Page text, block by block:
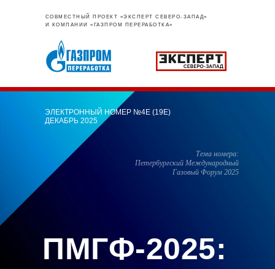
ЭЛЕКТРОННЫЙ НОМЕР №4Е (19Е)
ДЕКАБРЬ 2025
Тема номера:
Петербургский Международный
Газовый Форум 2025
ПМГФ-2025:
СОВМЕСТНЫЙ ПРОЕКТ «ЭКСПЕРТ СЕВЕРО-ЗАПАД»
И КОМПАНИИ «ГАЗПРОМ ПЕРЕРАБОТКА»